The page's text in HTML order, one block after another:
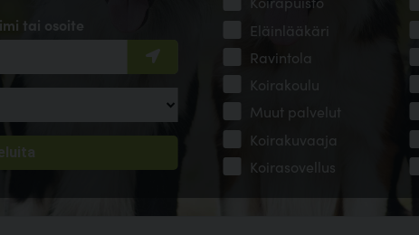
tai osoite
Eläinlääkäri
Ravintola
Koirakoulu
Muut palvelut
Koirakuvaaja
Koirasovellus